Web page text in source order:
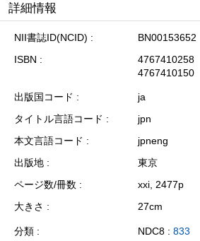
詳細情報
NII書誌ID(NCID)
BN00153652
ISBN
4767410258
4767410150
出版国コード
ja
タイトル言語コード
jpn
本文言語コード
jpneng
出版地
東京
ページ数/冊数
xxi, 2477p
大きさ
27cm
分類 NDC8 : 833